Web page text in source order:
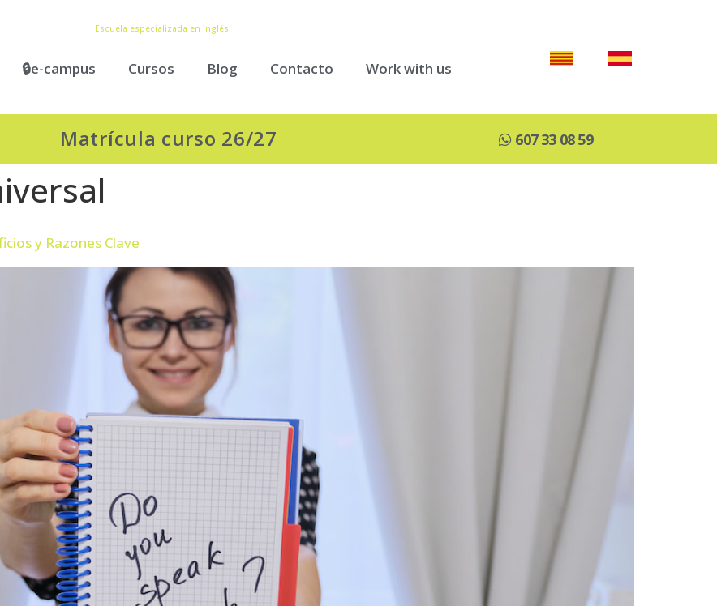
Escuela especializada en inglés
🔒e-campus Cursos Blog Contacto Work with us
Matrícula curso 26/27 607 33 08 59
y Razones Clave